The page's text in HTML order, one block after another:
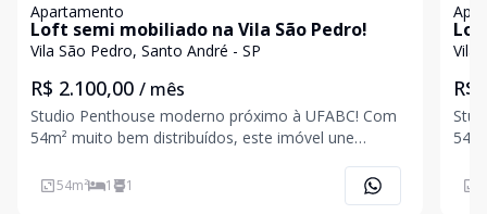
Apartamento
Loft semi mobiliado na Vila São Pedro!
Vila São Pedro, Santo André - SP
R$ 2.100,00 / mês
Studio Penthouse moderno próximo à UFABC! Com
54m² muito bem distribuídos, este imóvel une
natural. A sala possui pé-direito duplo e um amplo
janelão, proporcionando um ambiente sofisticado,
54m² 1 1
Vila
R$